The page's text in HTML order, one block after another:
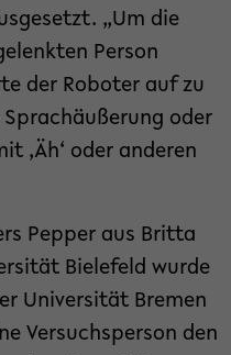
„Um die
Person
der Roboter auf zu
oder
,Äh‘ oder anderen
Pepper aus Britta
Bielefeld wurde
Universität Bremen
Versuchsperson den